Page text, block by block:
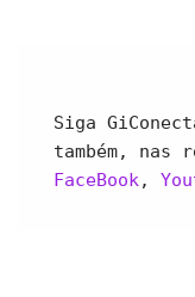
Siga
também, nas
FaceBook,